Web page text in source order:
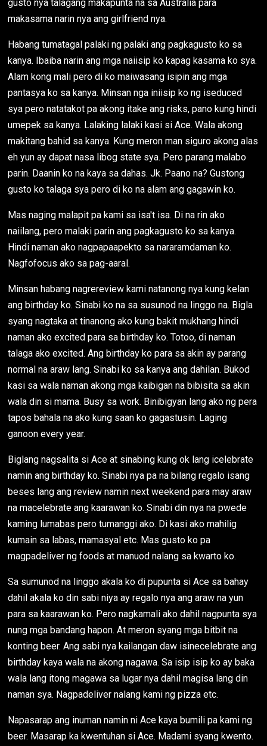
gusto nya talagang makapunta na sa Australia para
makasama narin nya ang girlfriend nya.
Habang tumatagal palaki ng palaki ang pagkagusto ko sa
kanya. Ibaiba narin ang mga naiisip ko kapag kasama ko sya.
Alam kong mali pero di ko maiwasang isipin ang mga
pantasya ko sa kanya. Minsan nga iniisip ko ng iseduced
sya pero natatakot pa akong itake ang risks, pano kung hindi
umepek sa kanya. Lalaking lalaki kasi si Ace. Wala akong
makitang bahid sa kanya. Kung meron man siguro akong alas
eh yun ay dapat nasa libog state sya. Pero parang malabo
parin. Daanin ko na kaya sa dahas. Jk. Paano na? Gustong
gusto ko talaga sya pero di ko na alam ang gagawin ko.
Mas naging malapit pa kami sa isa't isa. Di na rin ako
naiilang, pero malaki parin ang pagkagusto ko sa kanya.
Hindi naman ako nagpapaapekto sa nararamdaman ko.
Nagfofocus ako sa pag-aaral.
Minsan habang nagrereview kami natanong nya kung kelan
ang birthday ko. Sinabi ko na sa susunod na linggo na. Bigla
syang nagtaka at tinanong ako kung bakit mukhang hindi
naman ako excited para sa birthday ko. Totoo, di naman
talaga ako excited. Ang birthday ko para sa akin ay parang
normal na araw lang. Sinabi ko sa kanya ang dahilan. Bukod
kasi sa wala naman akong mga kaibigan na bibisita sa akin
wala din si mama. Busy sa work. Binibigyan lang ako ng pera
tapos bahala na ako kung saan ko gagastusin. Laging
ganoon every year.
Biglang nagsalita si Ace at sinabing kung ok lang icelebrate
namin ang birthday ko. Sinabi nya pa na bilang regalo isang
beses lang ang review namin next weekend para may araw
na macelebrate ang kaarawan ko. Sinabi din nya na pwede
kaming lumabas pero tumanggi ako. Di kasi ako mahilig
kumain sa labas, mamasyal etc. Mas gusto ko pa
magpadeliver ng foods at manuod nalang sa kwarto ko.
Sa sumunod na linggo akala ko di pupunta si Ace sa bahay
dahil akala ko din sabi niya ay regalo nya ang araw na yun
para sa kaarawan ko. Pero nagkamali ako dahil nagpunta sya
nung mga bandang hapon. At meron syang mga bitbit na
konting beer. Ang sabi nya kailangan daw isinecelebrate ang
birthday kaya wala na akong nagawa. Sa isip isip ko ay baka
wala lang itong magawa sa lugar nya dahil magisa lang din
naman sya. Nagpadeliver nalang kami ng pizza etc.
Napasarap ang inuman namin ni Ace kaya bumili pa kami ng
beer. Masarap ka kwentuhan si Ace. Madami syang kwento.